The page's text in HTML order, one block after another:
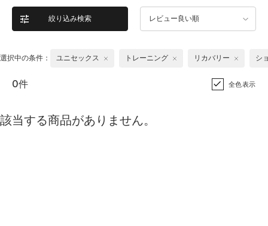
絞り込み検索 レビュー良い順
選択中の条件： ユニセックス トレーニング リカバリー シ
0件 全色表示
該当する商品がありません。